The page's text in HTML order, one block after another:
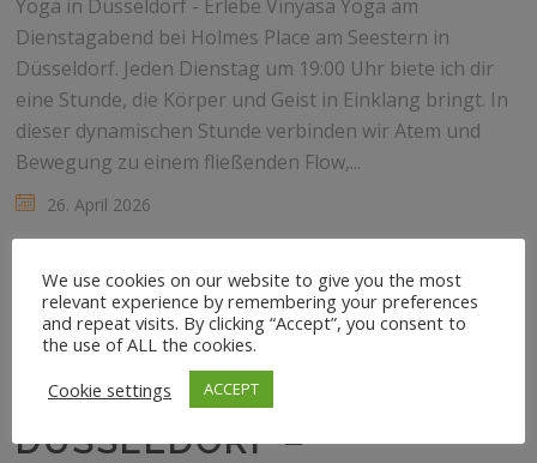
Yoga in Düsseldorf - Erlebe Vinyasa Yoga am
Dienstagabend bei Holmes Place am Seestern in
Düsseldorf. Jeden Dienstag um 19:00 Uhr biete ich dir
eine Stunde, die Körper und Geist in Einklang bringt. In
dieser dynamischen Stunde verbinden wir Atem und
Bewegung zu einem fließenden Flow,...
26. April 2026
VINYASA YOGA IN
DÜSSELDORF –
We use cookies on our website to give you the most
relevant experience by remembering your preferences
and repeat visits. By clicking “Accept”, you consent to
the use of ALL the cookies.
Cookie settings
ACCEPT